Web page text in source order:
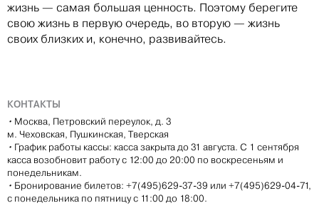
жизнь — самая большая ценность. Поэтому берегите
свою жизнь в первую очередь, во вторую — жизнь
своих близких и, конечно, развивайтесь.
КОНТАКТЫ
• Москва, Петровский переулок, д. 3
м. Чеховская, Пушкинская, Тверская
• График работы кассы: касса закрыта до 31 августа. С 1 сентября
касса возобновит работу с 12:00 до 20:00 по воскресеньям и
понедельникам.
• Бронирование билетов: +7(495)629-37-39 или +7(495)629-04-71,
с понедельника по пятницу с 11:00 до 18:00.